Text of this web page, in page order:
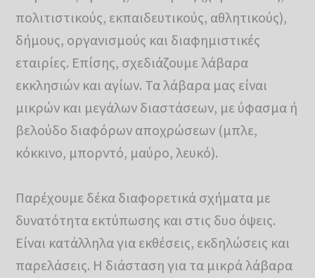
πολιτιστικούς, εκπαιδευτικούς, αθλητικούς),
δήμους, οργανισμούς και διαφημιστικές
εταιρίες. Επίσης, σχεδιάζουμε λάβαρα
εκκλησιών και αγίων. Τα λάβαρα μας είναι
μικρών και μεγάλων διαστάσεων, με ύφασμα ή
βελούδο διαφόρων αποχρώσεων (μπλε,
κόκκινο, μπορντό, μαύρο, λευκό).
Παρέχουμε δέκα διαφορετικά σχήματα με
δυνατότητα εκτύπωσης και στις δυο όψεις.
Είναι κατάλληλα για εκθέσεις, εκδηλώσεις και
παρελάσεις. Η διάσταση για τα μικρά λάβαρα